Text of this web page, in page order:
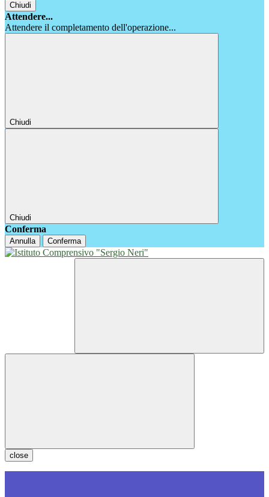
Chiudi
Attendere...
Attendere il completamento dell'operazione...
Chiudi
Chiudi
Conferma
Annulla Conferma
close